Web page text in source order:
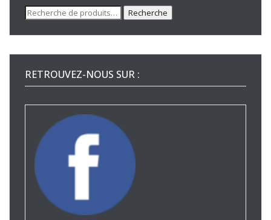
Recherche
pour :
Recherche
RETROUVEZ-NOUS SUR :